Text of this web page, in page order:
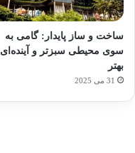
ساخت و ساز پایدار: گامی به
سوی محیطی سبزتر و آینده‌ای
بهتر
31 می 2025
آماده
برای
کشف
توسط
ژاکت
در
ی سفر
مجازی
…
توسط